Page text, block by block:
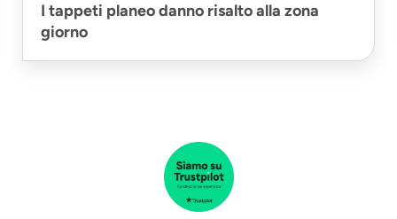
I tappeti planeo danno risalto alla zona
giorno